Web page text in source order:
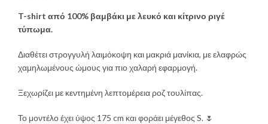
price
42.00 €.
τρέχουσα
είναι:
25.00 €.
T-shirt από 100% βαμβάκι με λευκό και κίτρινο ριγέ
τύπωμα.
Διαθέτει στρογγυλή λαιμόκοψη και μακριά μανίκια, με ελαφρώς
χαμηλωμένους ώμους για πιο χαλαρή εφαρμογή.
Ξεχωρίζει με κεντημένη λεπτομέρεια ροζ τουλίπας.
Το μοντέλο έχει ύψος 175 cm και φοράει μέγεθος S. 🌷